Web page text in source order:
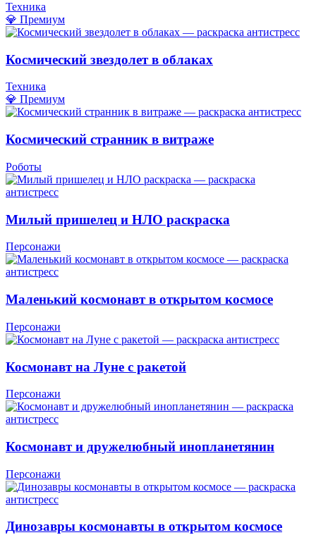
Техника
💎 Премиум
Космический звездолет в облаках
Техника
💎 Премиум
Космический странник в витраже
Роботы
Милый пришелец и НЛО раскраска
Персонажи
Маленький космонавт в открытом космосе
Персонажи
Космонавт на Луне с ракетой
Персонажи
Космонавт и дружелюбный инопланетянин
Персонажи
Динозавры космонавты в открытом космосе